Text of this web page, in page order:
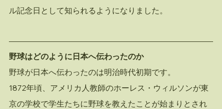
ル記念日として知られるようになりました。
野球はどのように日本へ伝わったのか
野球が日本へ伝わったのは明治時代初期です。
1872年頃、アメリカ人教師のホーレス・ウィルソンが東
京の学校で学生たちに野球を教えたことが始まりとされ